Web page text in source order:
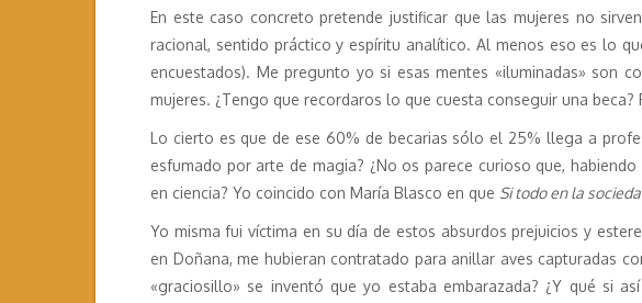
En este caso concreto pretende justificar que las mujeres no
racional, sentido práctico y espíritu analítico. Al menos eso es lo
encuestados). Me pregunto yo si esas mentes «iluminadas» son
mujeres. ¿Tengo que recordaros lo que cuesta conseguir una
Lo cierto es que de ese 60% de becarias sólo el 25% llega a
esfumado por arte de magia? ¿No os parece curioso que,
en ciencia? Yo coincido con María Blasco en que Si todo en la
Yo misma fui víctima en su día de estos absurdos prejuicios y
en Doñana, me hubieran contratado para anillar aves capturadas
«graciosillo» se inventó que yo estaba embarazada? ¿Y qué si